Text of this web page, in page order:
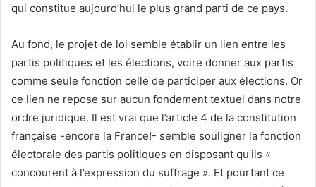
qui constitue aujourd’hui le plus grand parti de ce pays.
Au fond, le projet de loi semble établir un lien entre les
partis politiques et les élections, voire donner aux partis
comme seule fonction celle de participer aux élections. Or
ce lien ne repose sur aucun fondement textuel dans notre
ordre juridique. Il est vrai que l’article 4 de la constitution
française -encore la France!- semble souligner la fonction
électorale des partis politiques en disposant qu’ils «
concourent à l’expression du suffrage ». Et pourtant ce